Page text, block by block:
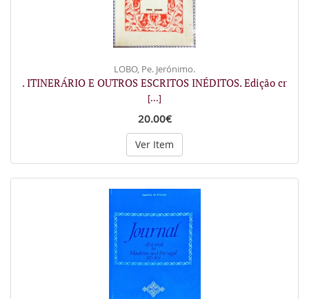
LOBO, Pe. Jerónimo.
. ITINERÁRIO E OUTROS ESCRITOS INÉDITOS. Edição cr
[...]
20.00€
Ver Item